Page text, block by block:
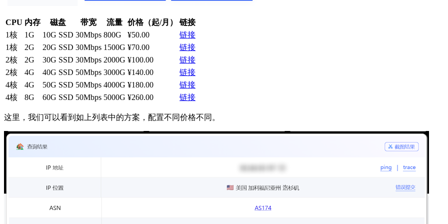
CPU 内存 磁盘 带宽 流量 价格（起/月）
链接
1核
1G 10G SSD 30Mbps 800G ¥50.00
链接
1核
2G 20G SSD 30Mbps 1500G ¥70.00
链接
2核
2G 30G SSD 30Mbps 2000G ¥100.00
链接
2核
4G 40G SSD 50Mbps 3000G ¥140.00
链接
4核
4G 50G SSD 50Mbps 4000G ¥180.00
链接
4核
8G 60G SSD 50Mbps 5000G ¥260.00 链接
这里，我们可以看到如上列表中的方案，配置不同价格不同。